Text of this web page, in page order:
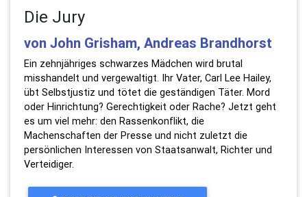
Die Jury
von John Grisham, Andreas Brandhorst
Ein zehnjähriges schwarzes Mädchen wird brutal
misshandelt und vergewaltigt. Ihr Vater, Carl Lee Hailey,
übt Selbstjustiz und tötet die geständigen Täter. Mord
oder Hinrichtung? Gerechtigkeit oder Rache? Jetzt geht
es um viel mehr: den Rassenkonflikt, die
Machenschaften der Presse und nicht zuletzt die
persönlichen Interessen von Staatsanwalt, Richter und
Verteidiger.